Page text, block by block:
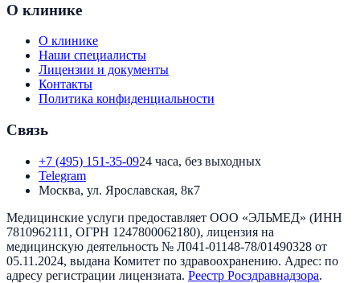
О клинике
О клинике
Наши специалисты
Лицензии и документы
Контакты
Политика конфиденциальности
Связь
+7 (495) 151-35-0924 часа, без выходных
Telegram
Москва, ул. Ярославская, 8к7
Медицинские услуги предоставляет ООО «ЭЛЬМЕД» (ИНН
7810962111 , ОГРН 1247800062180), лицензия на
медицинскую деятельность № Л041-01148-78/01490328 от
05.11.2024, выдана Комитет по здравоохранению. Адрес: по
адресу регистрации лицензиата. Реестр Росздравнадзора.